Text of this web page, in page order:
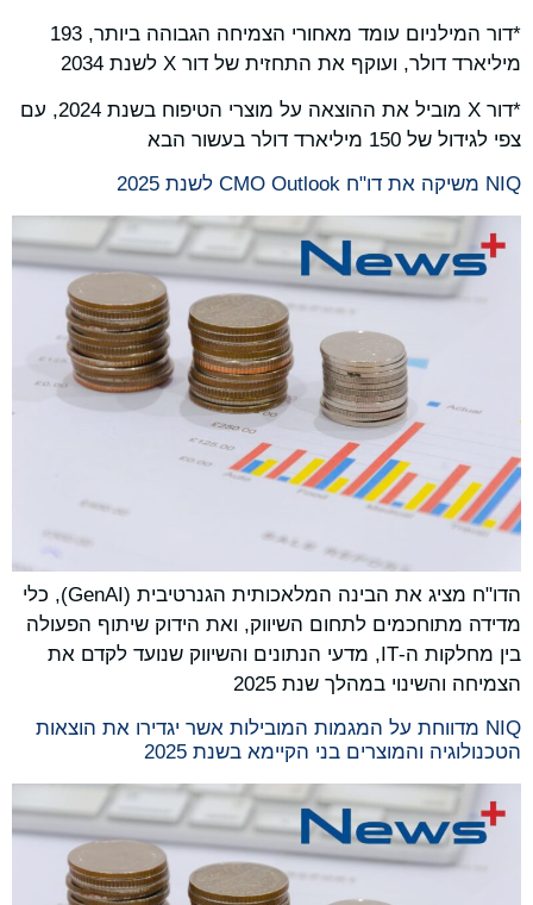
*דור המילניום עומד מאחורי הצמיחה הגבוהה ביותר, 193
מיליארד דולר, ועוקף את התחזית של דור X לשנת 2034
*דור X מוביל את ההוצאה על מוצרי הטיפוח בשנת 2024, עם
צפי לגידול של 150 מיליארד דולר בעשור הבא
NIQ משיקה את דו"ח CMO Outlook לשנת 2025
הדו"ח מציג את הבינה המלאכותית הגנרטיבית (GenAI), כלי
מדידה מתוחכמים לתחום השיווק, ואת הידוק שיתוף הפעולה
בין מחלקות ה-IT, מדעי הנתונים והשיווק שנועד לקדם את
הצמיחה והשינוי במהלך שנת 2025
NIQ מדווחת על המגמות המובילות אשר יגדירו את הוצאות
הטכנולוגיה והמוצרים בני הקיימא בשנת 2025